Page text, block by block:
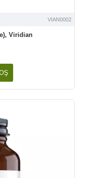
VIAN0002
Viridian